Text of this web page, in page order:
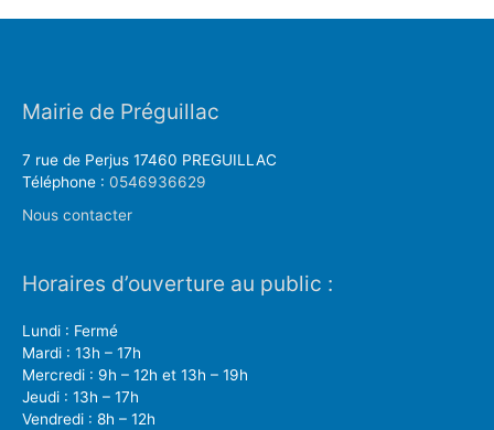
Mairie de Préguillac
7 rue de Perjus 17460 PREGUILLAC
Téléphone : 0546936629
Nous contacter
Horaires d’ouverture au public :
Lundi : Fermé
Mardi : 13h – 17h
Mercredi : 9h – 12h et 13h – 19h
Jeudi : 13h – 17h
Vendredi : 8h – 12h